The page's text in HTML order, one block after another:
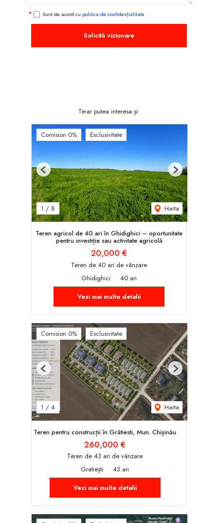
Sunt de acord cu politica de confidențialitate
Solicită vizionare
Te-ar putea interesa și:
Comision 0% Exclusivitate
1 / 8 Harta
Previous Next
Teren agricol de 40 ari în Ghidighici – oportunitate
pentru investiție sau activitate agricolă
20,000 €
Teren de 40 ari de vânzare
Ghidighici
40 ari
Vezi mai multe detalii
Comision 0% Exclusivitate
1 / 4 Harta
Previous Next
Teren pentru construcții în Grătiesti, Mun. Chișinău
260,000 €
Teren de 43 ari de vânzare
Gratiești
43 ari
Vezi mai multe detalii